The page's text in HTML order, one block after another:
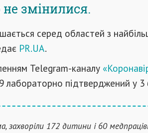
змінилися.
серед областей з
PR.UA.
Telegram-каналу
лабораторно підтверджений у 3
захворіли 172 дитини і 60